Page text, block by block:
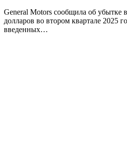
General Motors сообщила об убытке в размере 1,1 миллиарда
долларов во втором квартале 2025
введенных…